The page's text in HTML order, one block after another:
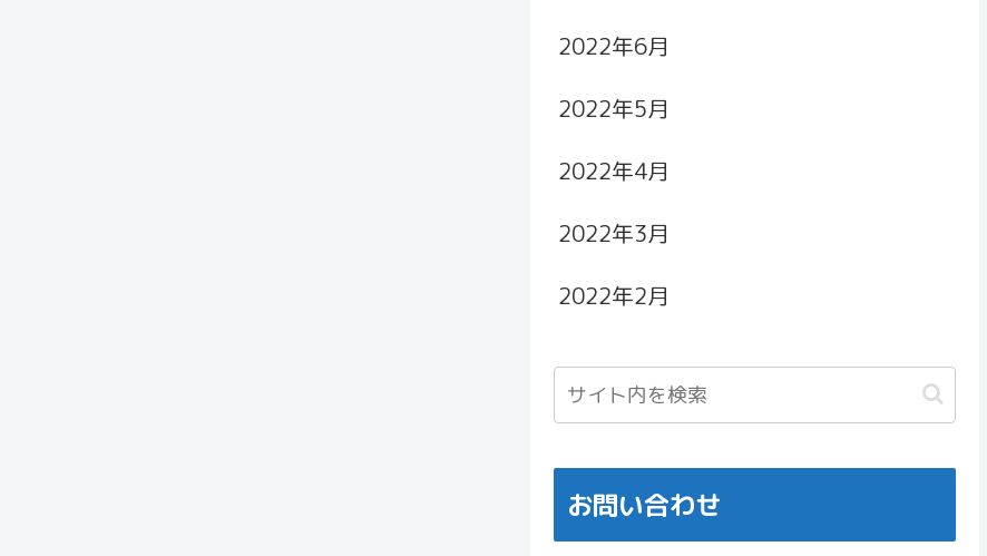
2022年6月
2022年5月
2022年4月
2022年3月
2022年2月
お問い合わせ